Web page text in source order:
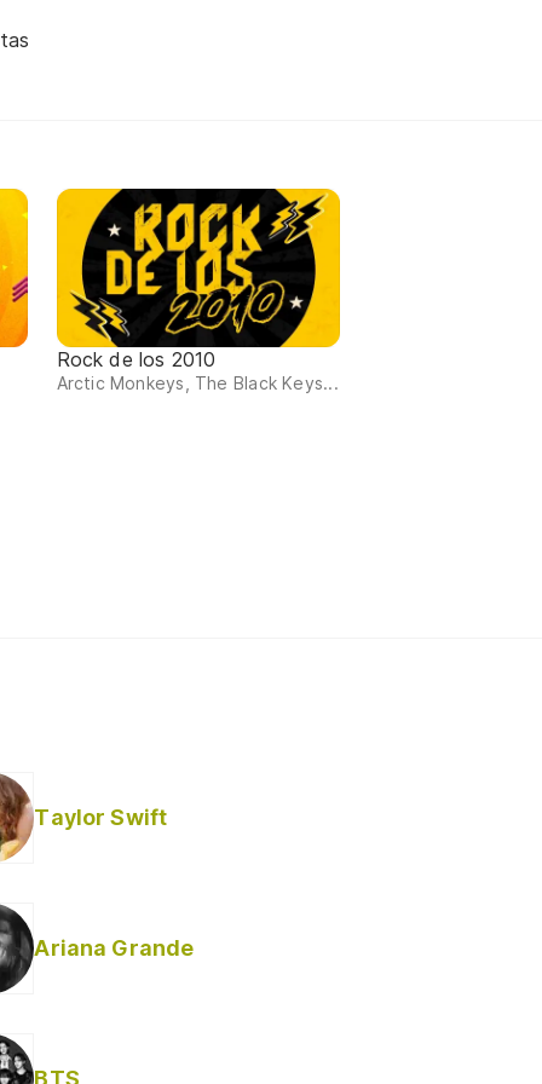
Rock de los 2010
Arctic Monkeys, The Black Keys...
Taylor Swift
Ariana Grande
BTS